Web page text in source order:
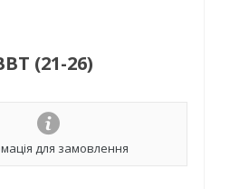
(21-26)
для замовлення